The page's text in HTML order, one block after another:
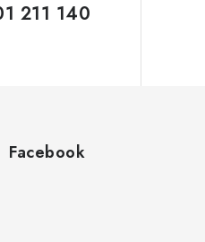
211 140
Facebook